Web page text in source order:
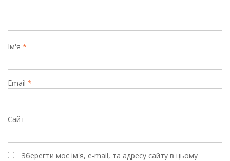
Ім'я *
Email *
Сайт
Зберегти моє ім'я, e-mail, та адресу сайту в цьому